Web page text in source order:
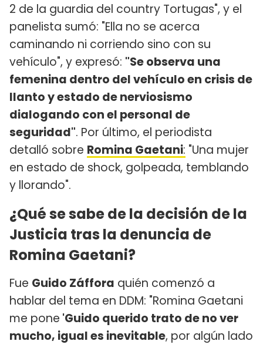
2 de la guardia del country Tortugas", y el
panelista sumó: "Ella no se acerca
caminando ni corriendo sino con su
vehículo", y expresó: "Se observa una
femenina dentro del vehículo en crisis de
llanto y estado de nerviosismo
dialogando con el personal de
seguridad". Por último, el periodista
detalló sobre Romina Gaetani: "Una mujer
en estado de shock, golpeada, temblando
y llorando".
¿Qué se sabe de la decisión de la
Justicia tras la denuncia de
Romina Gaetani?
Fue Guido Záffora quién comenzó a
hablar del tema en DDM: "Romina Gaetani
me pone 'Guido querido trato de no ver
mucho, igual es inevitable, por algún lado